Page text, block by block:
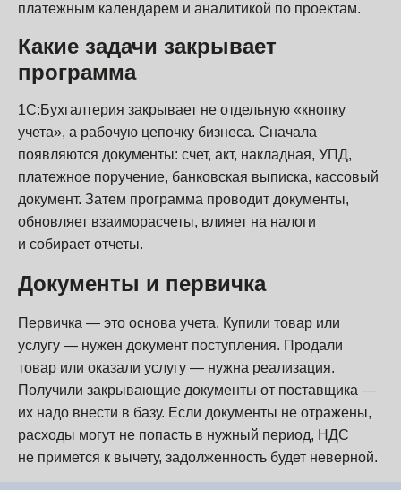
платежным календарем и аналитикой по проектам.
Какие задачи закрывает
программа
1С:Бухгалтерия закрывает не отдельную «кнопку
учета», а рабочую цепочку бизнеса. Сначала
появляются документы: счет, акт, накладная, УПД,
платежное поручение, банковская выписка, кассовый
документ. Затем программа проводит документы,
обновляет взаиморасчеты, влияет на налоги
и собирает отчеты.
Документы и первичка
Первичка — это основа учета. Купили товар или
услугу — нужен документ поступления. Продали
товар или оказали услугу — нужна реализация.
Получили закрывающие документы от поставщика —
их надо внести в базу. Если документы не отражены,
расходы могут не попасть в нужный период, НДС
не примется к вычету, задолженность будет неверной.